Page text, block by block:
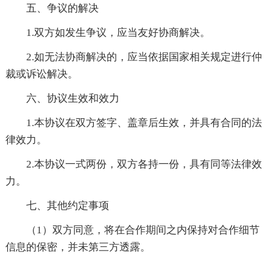
五、争议的解决
1.双方如发生争议，应当友好协商解决。
2.如无法协商解决的，应当依据国家相关规定进行仲
裁或诉讼解决。
六、协议生效和效力
1.本协议在双方签字、盖章后生效，并具有合同的法
律效力。
2.本协议一式两份，双方各持一份，具有同等法律效
力。
七、其他约定事项
（1）双方同意，将在合作期间之内保持对合作细节
信息的保密，并未第三方透露。